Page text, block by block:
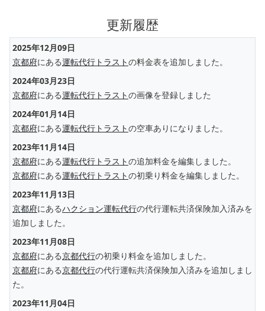
更新履歴
2025年12月09日
京都府にある運転代行トラストの料金表を追加しました。
2024年03月23日
京都府にある運転代行トラストの画像を登録しました
2024年01月14日
京都府にある運転代行トラストの空車ありになりました。
2023年11月14日
京都府にある運転代行トラストの追加料金を編集しました。
京都府にある運転代行トラストの初乗り料金を編集しました。
2023年11月13日
京都府にあるハクション運転代行の代行運転共済保険加入済みを
追加しました。
2023年11月08日
京都府にある京都代行の初乗り料金を追加しました。
京都府にある京都代行の代行運転共済保険加入済みを追加しまし
た。
2023年11月04日